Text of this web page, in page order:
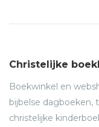
Christelijke
Boekwinkel en
bijbelse dagboeken,
christelijke